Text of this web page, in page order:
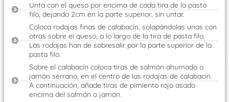
Unta con el queso por encima de cada tira de la pasta
filo, dejando 2cm en la parte superior, sin untar.
Coloca rodajas finas de calabacín, solapándolas unas con
otras sobre el queso, a lo largo de la tira de pasta filo.
Las rodajas han de sobresalir por la parte superior de la
pasta filo.
Sobre el calabacín coloca tiras de salmón ahumado o
jamón serrano, en el centro de las rodajas de calabacín.
A continuación, añade tiras de pimiento rojo asado
encima del salmón o jamón.